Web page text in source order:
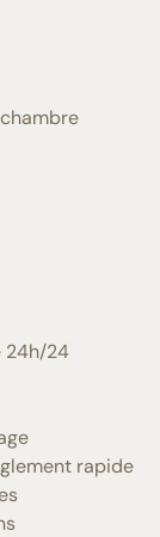
24h/24
rapide